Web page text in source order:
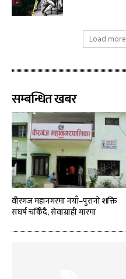
Load more
सम्बन्धित खबर
वीरगज महानगरमा नयाँ–पुरानो शक्ति
संघर्ष चर्किँदै, सेवाग्राही मारमा